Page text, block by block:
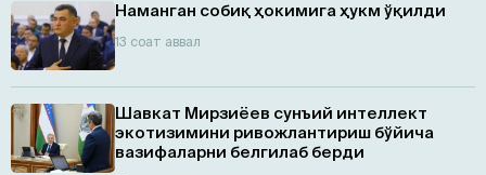
Наманган собиқ ҳокимига ҳукм ўқилди
13 соат аввал
Шавкат Мирзиёев сунъий интеллект
экотизимини ривожлантириш бўйича
вазифаларни белгилаб берди